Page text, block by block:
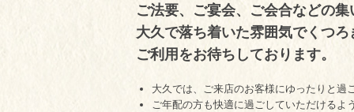
ご法要、ご宴会、ご会合などの集
大久で落ち着いた雰囲気でくつ
ご利用をお待ちしております。
大久では、ご来店のお客様にゆったりと過
ご年配の方も快適に過ごしていただけるよ